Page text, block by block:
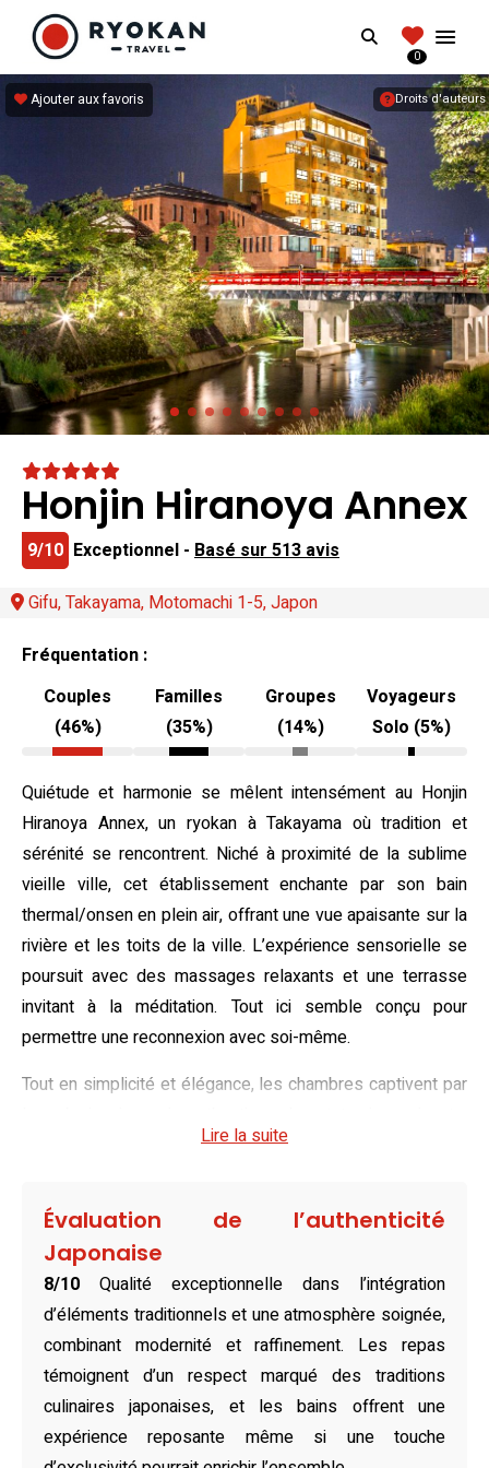
RYOKANTRAVEL
Vivez l'expérience authentique d'un Ryokan
Search
0
Droits d'auteurs
Ajouter aux favoris
Honjin Hiranoya Annex
9/10 Exceptionnel - Basé sur 513 avis
Gifu, Takayama, Motomachi 1-5, Japon
Fréquentation :
Couples
(46%)
Familles
(35%)
Groupes
(14%)
Voyageurs
Solo (5%)
Quiétude et harmonie se mêlent intensément au Honjin
Hiranoya Annex, un ryokan à Takayama où tradition et
sérénité se rencontrent. Niché à proximité de la sublime
vieille ville, cet établissement enchante par son bain
thermal/onsen en plein air, offrant une vue apaisante sur la
rivière et les toits de la ville. L’expérience sensorielle se
poursuit avec des massages relaxants et une terrasse
invitant à la méditation. Tout ici semble conçu pour
permettre une reconnexion avec soi-même.
Tout en simplicité et élégance, les chambres captivent par
associés aux futons traditionnels, insufflent une
la vue sur la rivière ou la ville invite à contempler le tumulte
apaisé de la vie quotidienne. Chaque chambre allie tradition
et modernité avec une salle de bain privative, des articles
de toilette raffinés, et des équipements pratiques tels que
Sur place, les saveurs s’éveillent avec deux options de
restauration exquises. Le restaurant traditionnel invite au
voyage avec un menu japonais d’une finesse
Lire la suite
Évaluation de l’authenticité
Japonaise
8/10
Qualité exceptionnelle dans l’intégration
d’éléments traditionnels et une atmosphère soignée,
combinant modernité et raffinement. Les repas
témoignent d’un respect marqué des traditions
culinaires japonaises, et les bains offrent une
expérience reposante même si une touche